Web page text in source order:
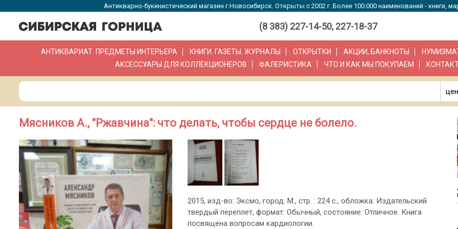
Антикварно-букинистический магазин г.Новосибирск. Открыты с 2002 г. Более 100.000 наименований - книги,
(8 383) 227-14-50, 227-18-37
АНТИКВАРИАТ. ПРЕДМЕТЫ ИНТЕРЬЕРА КНИГИ. ГАЗЕТЫ. ЖУРНАЛЫ ОТКРЫТКИ АКЦИИ, БАНКНОТЫ
АКСЕССУАРЫ ДЛЯ КОЛЛЕКЦИОНЕРОВ
ФАЛЕРИСТИКА ЧТО И КАК МЫ ПОКУПАЕМ
Мясников А., "Ржавчина": что делать, чтобы сердце не болело.
2015, изд-во: Эксмо, город: М., стр. : 224 с., обложка: Издательский
твердый переплет, формат: Обычный, состояние: Отличное. Книга
посвящена вопросам кардиологии.